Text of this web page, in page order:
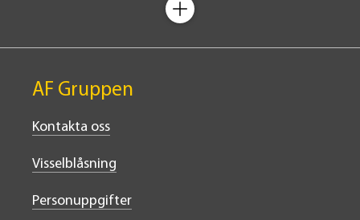
AF Gruppen
Kontakta oss
Visselblåsning
Personuppgifter